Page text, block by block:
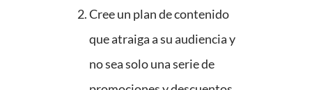
Cree un plan de contenido
que atraiga a su audiencia y
no sea solo una serie de